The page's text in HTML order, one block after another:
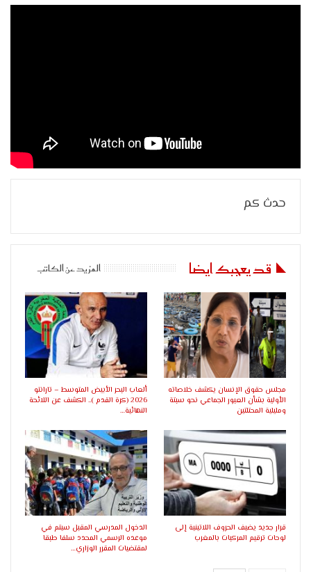
حدث كم
قد يعجبك ايضا المزيد عن الكاتب
مجلس حقوق الإنسان يكشف خلاصاته
الأولية بشأن العبور الجماعي نحو سبتة
ومليلية المحتلتين
ألعاب البحر الأبيض المتوسط – تارانتو
2026 (كرة القدم ).. الكشف عن اللائحة
النهائية…
قرار جديد يضيف الحروف اللاتينية إلى
لوحات ترقيم المركبات بالمغرب
الدخول المدرسي المقبل سیتم في
موعده الرسمي المحدد سلفا طبقا
لمقتضیات المقرر الوزاري…